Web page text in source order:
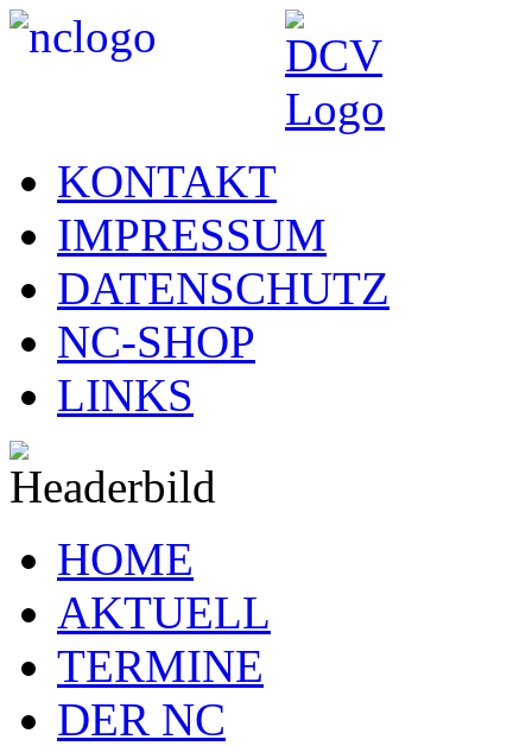
KONTAKT
IMPRESSUM
DATENSCHUTZ
NC-SHOP
LINKS
HOME
AKTUELL
TERMINE
DER NC